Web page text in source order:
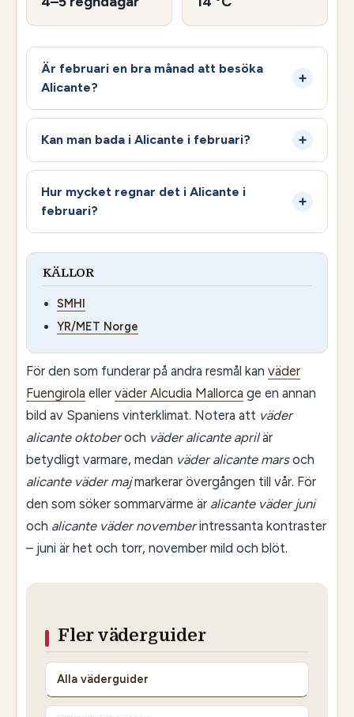
Är februari en bra månad att besöka
Alicante?
Kan man bada i Alicante i februari?
Hur mycket regnar det i Alicante i
februari?
KÄLLOR
SMHI
YR/MET Norge
För den som funderar på andra resmål kan väder
Fuengirola eller väder Alcudia Mallorca ge en annan
bild av Spaniens vinterklimat. Notera att väder
alicante oktoberoch väder alicante aprilär
betydligt varmare, medan väder alicante marsoch
alicante väder majmarkerar övergången till vår. För
den som söker sommarvärme är alicante väder juni
och alicante väder novemberintressanta kontraster
– juni är het och torr, november mild och blöt.
Fler väderguider
Alla väderguider